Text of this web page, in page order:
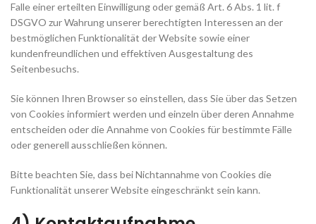
Falle einer erteilten Einwilligung oder gemäß Art. 6 Abs. 1 lit. f
DSGVO zur Wahrung unserer berechtigten Interessen an der
bestmöglichen Funktionalität der Website sowie einer
kundenfreundlichen und effektiven Ausgestaltung des
Seitenbesuchs.
Sie können Ihren Browser so einstellen, dass Sie über das Setzen
von Cookies informiert werden und einzeln über deren Annahme
entscheiden oder die Annahme von Cookies für bestimmte Fälle
oder generell ausschließen können.
Bitte beachten Sie, dass bei Nichtannahme von Cookies die
Funktionalität unserer Website eingeschränkt sein kann.